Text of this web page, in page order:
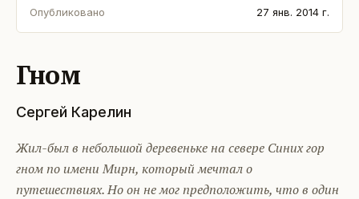
Опубликовано
27 янв. 2014 г.
Гном
Сергей Карелин
Жил-был в небольшой деревеньке на севере Синих гор
гном по имени Мирн, который мечтал о
путешествиях. Но он не мог предположить, что в один